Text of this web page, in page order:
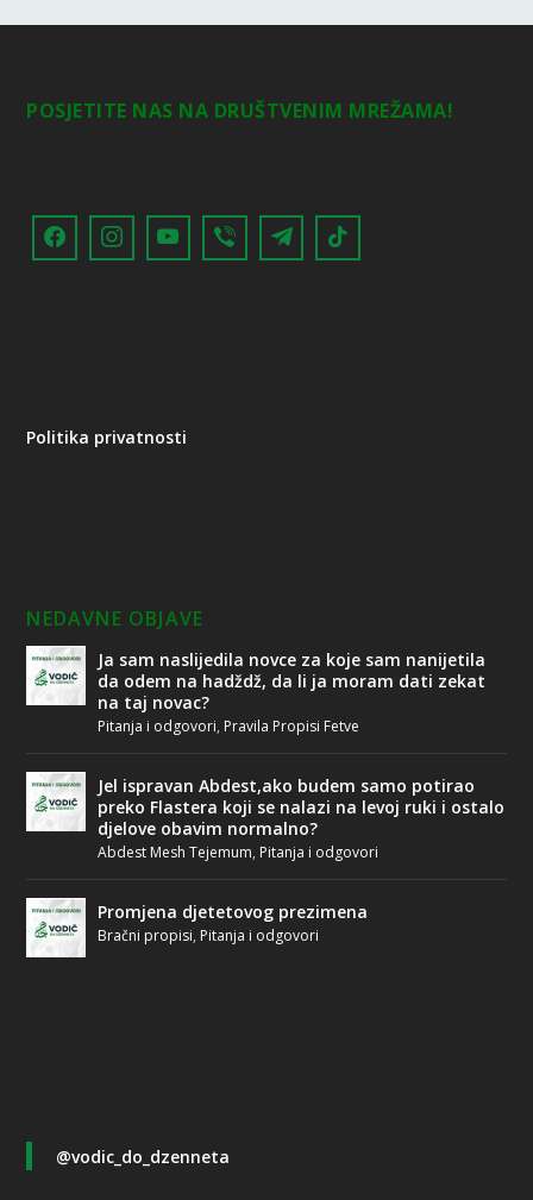
POSJETITE NAS NA DRUŠTVENIM MREŽAMA!
Politika privatnosti
NEDAVNE OBJAVE
Ja sam naslijedila novce za koje sam nanijetila
da odem na hadždž, da li ja moram dati zekat
na taj novac?
Pitanja i odgovori, Pravila Propisi Fetve
Jel ispravan Abdest,ako budem samo potirao
preko Flastera koji se nalazi na levoj ruki i ostalo
djelove obavim normalno?
Abdest Mesh Tejemum, Pitanja i odgovori
Promjena djetetovog prezimena
Bračni propisi, Pitanja i odgovori
@vodic_do_dzenneta